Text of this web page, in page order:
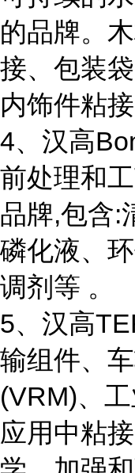
的品牌。
接、包装
内饰件粘接
4、汉高
前处理和
品牌,包含:
磷化液、
调剂等 。
5、汉高
输组件、
(VRM)、
应用中粘